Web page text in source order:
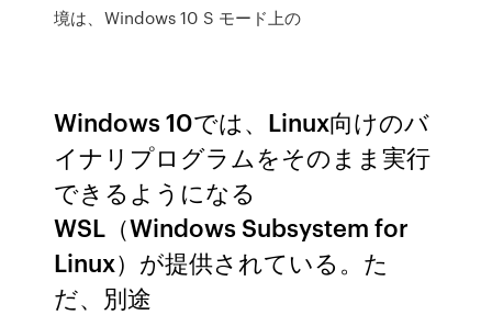
境は、Windows 10 S モード上の
Windows 10では、Linux向けのバ
イナリプログラムをそのまま実行
できるようになる
WSL（Windows Subsystem for
Linux）が提供されている。た
だ、別途